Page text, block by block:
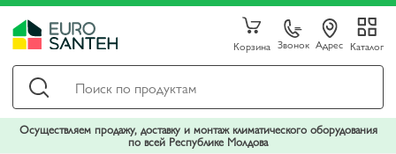
Корзина Звонок Адрес Каталог
Осуществляем продажу, доставку и монтаж климатического оборудования
по всей Республике Молдова